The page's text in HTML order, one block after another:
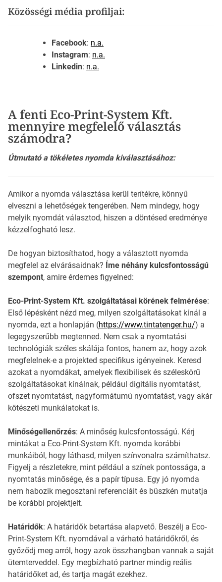
Közösségi média profiljai:
Facebook: n.a.
Instagram: n.a.
Linkedin: n.a.
A fenti Eco-Print-System Kft.
mennyire megfelelő választás
számodra?
Útmutató a tökéletes nyomda kiválasztásához:
Amikor a nyomda választása kerül terítékre, könnyű
elveszni a lehetőségek tengerében. Nem mindegy, hogy
melyik nyomdát választod, hiszen a döntésed eredménye
kézzelfogható lesz.
De hogyan biztosíthatod, hogy a választott nyomda
megfelel az elvárásaidnak? Íme néhány kulcsfontosságú
szempont, amire érdemes figyelned:
Eco-Print-System Kft. szolgáltatásai körének felmérése:
Első lépésként nézd meg, milyen szolgáltatásokat kínál a
nyomda, ezt a honlapján (https://www.tintatenger.hu/) a
legegyszerűbb megtenned. Nem csak a nyomtatási
technológiák széles skálája fontos, hanem az, hogy azok
megfelelnek-e a projekted specifikus igényeinek. Keresd
azokat a nyomdákat, amelyek flexibilisek és széleskörű
szolgáltatásokat kínálnak, például digitális nyomtatást,
ofszet nyomtatást, nagyformátumú nyomtatást, vagy akár
kötészeti munkálatokat is.
Minőségellenőrzés: A minőség kulcsfontosságú. Kérj
mintákat a Eco-Print-System Kft. nyomda korábbi
munkáiból, hogy láthasd, milyen színvonalra számíthatsz.
Figyelj a részletekre, mint például a színek pontossága, a
nyomtatás minősége, és a papír típusa. Egy jó nyomda
nem habozik megosztani referenciáit és büszkén mutatja
be korábbi projektjeit.
Határidők: A határidők betartása alapvető. Beszélj a Eco-
Print-System Kft. nyomdával a várható határidőkről, és
győződj meg arról, hogy azok összhangban vannak a saját
ütemterveddel. Egy megbízható partner mindig reális
határidőket ad, és tartja magát ezekhez.